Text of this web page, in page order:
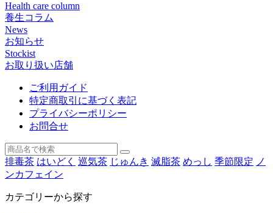
Health care column
養生コラム
News
お知らせ
Stockist
お取り扱い店舗
ご利用ガイド
特定商取引に基づく表記
プライバシーポリシー
お問合せ
排毒茶 はいどく 巡気茶 じゅんき 滅脂茶 めっし 季節限定 ノ
ンカフェイン
カテゴリーから探す